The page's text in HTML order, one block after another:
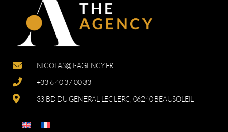
NICOLAS@T-AGENCY.FR
+33 6 40 37 00 33
33 BD DU GENERAL LECLERC, 06240 BEAUSOLEIL